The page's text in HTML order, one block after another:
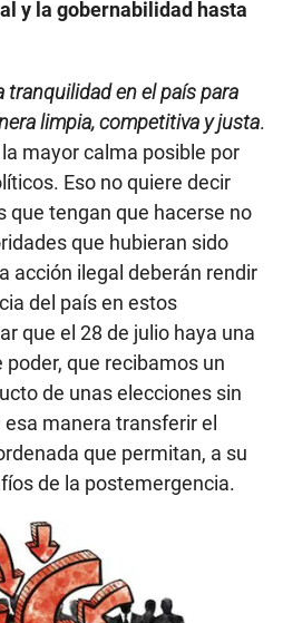
y la gobernabilidad hasta
tranquilidad en el país para
limpia, competitiva y justa.
mayor calma posible por
Eso no quiere decir
que tengan que hacerse no
que hubieran sido
acción ilegal deberán rendir
del país en estos
que el 28 de julio haya una
que recibamos un
de unas elecciones sin
manera transferir el
que permitan, a su
de la postemergencia.